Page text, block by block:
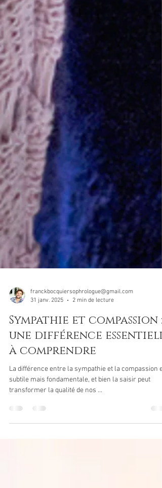
franckbocquiersophrologue@gmail.com
31 janv. 2025
2 min de lecture
Sympathie et compassion :
à comprendre
La différence entre la sympathie et la compassion
subtile mais fondamentale, et bien la saisir peut